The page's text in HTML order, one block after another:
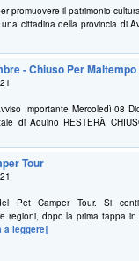
promuovere il patrimonio
cittadina della provincia di
- Chiuso Per Maltempo
Importante Mercoledì 08
di Aquino RESTERÀ
Tour
Pet Camper Tour. Si
regioni, dopo la prima tappa
a leggere]